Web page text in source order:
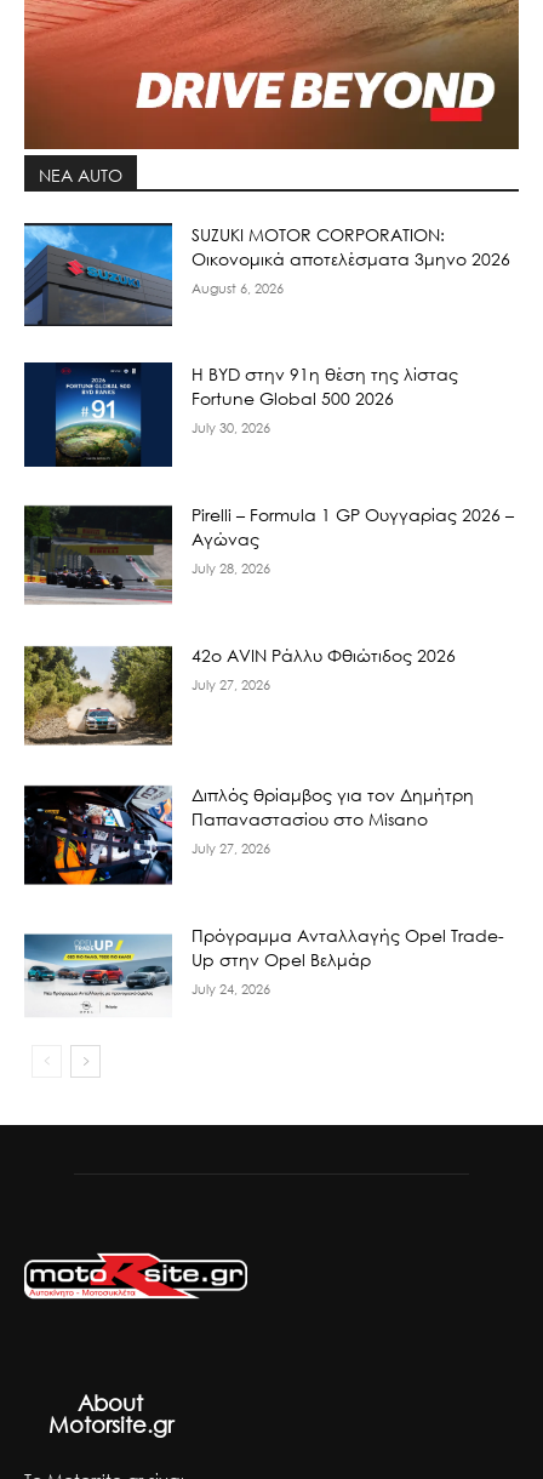
ΝΕΑ AUTO
SUZUKI MOTOR CORPORATION:
Οικονομικά αποτελέσματα 3μηνο 2026
August 6, 2026
Η BYD στην 91η θέση της λίστας
Fortune Global 500 2026
July 30, 2026
Pirelli – Formula 1 GP Ουγγαρίας 2026 –
Αγώνας
July 28, 2026
42ο AVIN Ράλλυ Φθιώτιδος 2026
July 27, 2026
Διπλός θρίαμβος για τον Δημήτρη
Παπαναστασίου στο Misano
July 27, 2026
Πρόγραμμα Ανταλλαγής Opel Trade-
Up στην Opel Βελμάρ
July 24, 2026
About
Motorsite.gr